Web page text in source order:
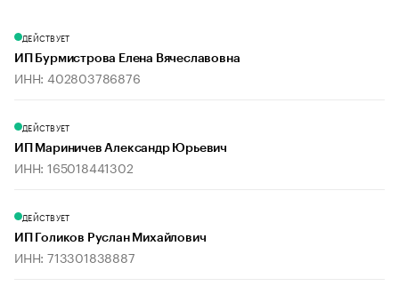
ДЕЙСТВУЕТ
ИП Бурмистрова Елена Вячеславовна
ИНН: 402803786876
ДЕЙСТВУЕТ
ИП Мариничев Александр Юрьевич
ИНН: 165018441302
ДЕЙСТВУЕТ
ИП Голиков Руслан Михайлович
ИНН: 713301838887